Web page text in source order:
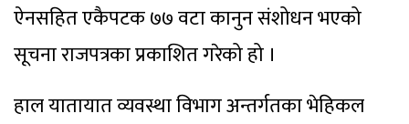
ऐनसहित एकैपटक ७७ वटा कानुन संशोधन भएको
सूचना राजपत्रका प्रकाशित गरेको हो ।
हाल यातायात व्यवस्था विभाग अन्तर्गतका भेहिकल